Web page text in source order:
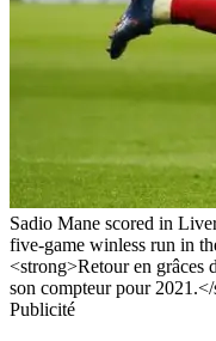
Sadio Mane scored in
five-game winless run in
<strong>Retour en grâces
son compteur pour
Publicité